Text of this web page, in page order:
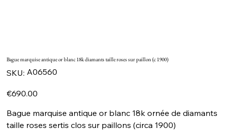
Bague marquise antique or blanc 18k diamants taille roses sur paillon (c 1900)
SKU:
SKU
A06560
A06560
€690.00
Bague marquise antique or blanc 18k ornée de diamants
taille roses sertis clos sur paillons (circa 1900)